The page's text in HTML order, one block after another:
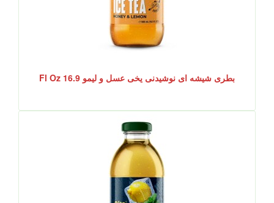
بطری شیشه ای نوشیدنی یخی عسل و لیمو 16.9 Fl Oz